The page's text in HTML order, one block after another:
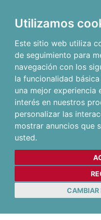
Utilizamos
Este sitio web utiliza
de seguimiento para
navegación con los
la funcionalidad
una mejor experiencia
interés en nuestros
personalizar las
mostrar anuncios que
usted.
CAMBIAR